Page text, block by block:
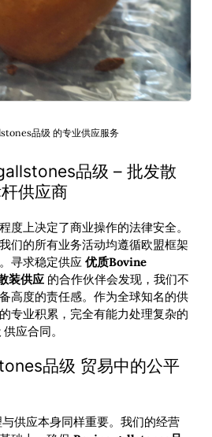
品级 的专业供应服务
品级 – 批发散
供应商
度上决定了商业操作的法律安全。
们的所有业务活动均遵循欧盟框架
寻求稳定供应 优质Bovine
装供应 的合作伙伴会发现，我们不
高度的责任感。作为全球知名的供
专业积累，完全有能力处理复杂的
供应合同。
品级 贸易中的公平
供应本身同样重要。我们的经营